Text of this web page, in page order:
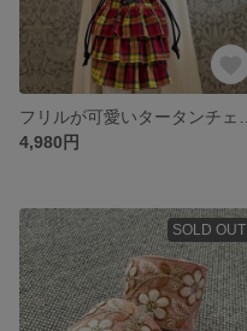
4,980円
SOLD OUT